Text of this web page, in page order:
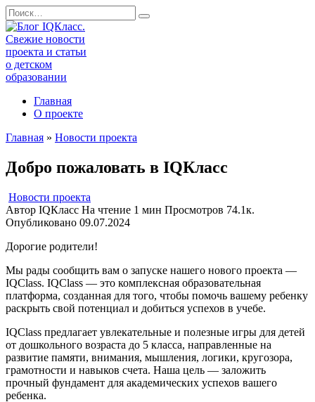
Перейти
к
содержанию
Search
for:
Главная
О проекте
Главная » Новости проекта
Добро пожаловать в IQКласс
Новости проекта
Автор IQКласс На чтение 1 мин Просмотров 74.1к.
Опубликовано 09.07.2024
Дорогие родители!
Мы рады сообщить вам о запуске нашего нового проекта —
IQClass. IQClass — это комплексная образовательная
платформа, созданная для того, чтобы помочь вашему ребенку
раскрыть свой потенциал и добиться успехов в учебе.
IQClass предлагает увлекательные и полезные игры для детей
от дошкольного возраста до 5 класса, направленные на
развитие памяти, внимания, мышления, логики, кругозора,
грамотности и навыков счета. Наша цель — заложить
прочный фундамент для академических успехов вашего
ребенка.